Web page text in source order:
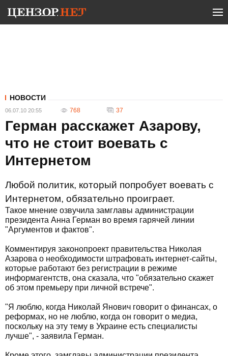
НОВОСТИ
06.07.10 20:55 768 37
Герман расскажет Азарову,
что не стоит воевать с
Интернетом
Любой политик, который попробует воевать с
Интернетом, обязательно проиграет.
Такое мнение озвучила замглавы администрации
президента Анна Герман во время гарячей линии
"Аргументов и фактов".
Комментируя законопроект правительства Николая
Азарова о необходимости штрафовать интернет-сайты,
которые работают без регистрации в режиме
информагентств, она сказала, что "обязательно скажет
об этом премьеру при личной встрече".
"Я люблю, когда Николай Янович говорит о финансах, о
реформах, но не люблю, когда он говорит о медиа,
поскольку на эту тему в Украине есть специалисты
лучше", - заявила Герман.